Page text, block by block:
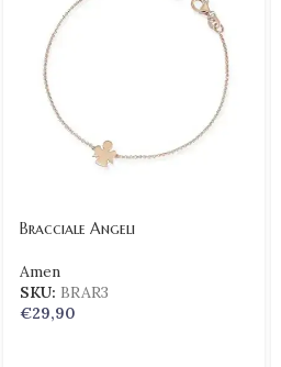
Bracciale Angeli
Amen
SKU: BRAR3
€29,90